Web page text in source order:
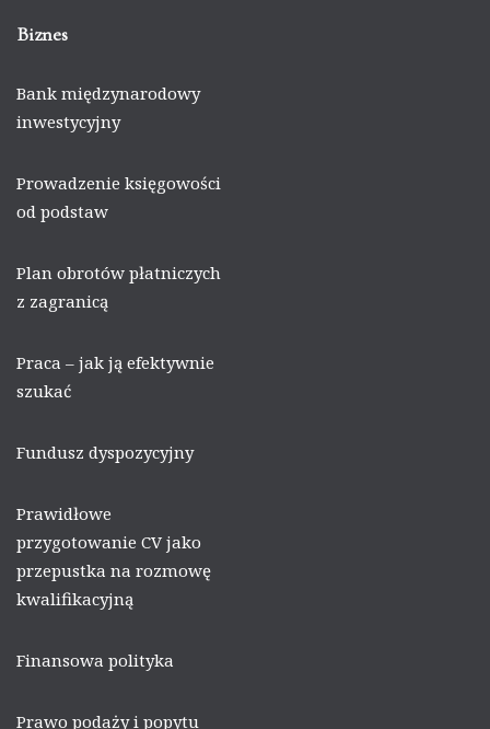
Biznes
Bank międzynarodowy
inwestycyjny
Prowadzenie księgowości
od podstaw
Plan obrotów płatniczych
z zagranicą
Praca – jak ją efektywnie
szukać
Fundusz dyspozycyjny
Prawidłowe
przygotowanie CV jako
przepustka na rozmowę
kwalifikacyjną
Finansowa polityka
Prawo podaży i popytu